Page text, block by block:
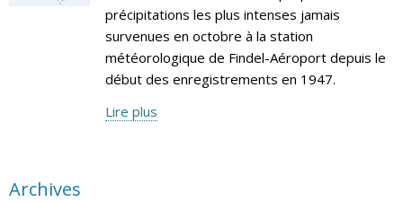
précipitations les plus intenses jamais
survenues en octobre à la station
météorologique de Findel-Aéroport depuis le
début des enregistrements en 1947.
Lire plus
Archives